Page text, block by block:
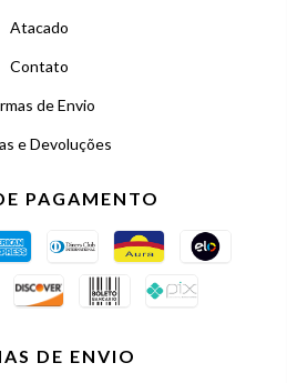
Atacado
Contato
de Envio
e Devoluções
PAGAMENTO
DE ENVIO